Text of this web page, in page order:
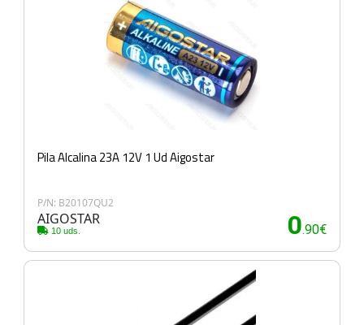
Pila Alcalina 23A 12V 1 Ud Aigostar
P/N: B20107QU2
AIGOSTAR
10 uds. 0.90€